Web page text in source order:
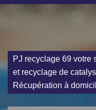
PJ recyclage 69 votre
et recyclage de
Récupération à